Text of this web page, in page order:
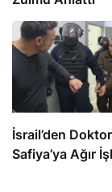
İsrail’den
Safiya’ya Ağır